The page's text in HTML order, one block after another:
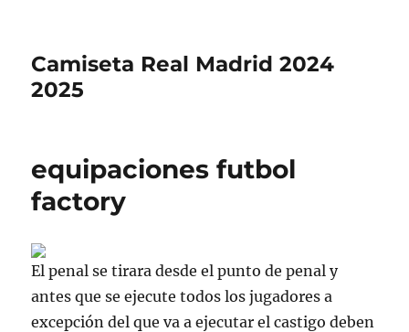
Camiseta Real Madrid 2024
2025
equipaciones futbol
factory
El penal se tirara desde el punto de penal y
antes que se ejecute todos los jugadores a
excepción del que va a ejecutar el castigo deben